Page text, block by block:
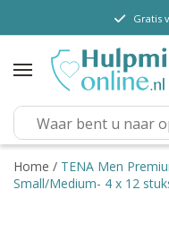
TENA Lady
TENA Men
TENA Pants (m/v)
TENA Flex
TENA Slip
Gratis
Home / TENA Men
Small/Medium- 4 x 12